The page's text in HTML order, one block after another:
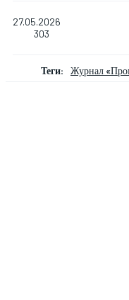
27.05.2026
303
Теги: Журнал